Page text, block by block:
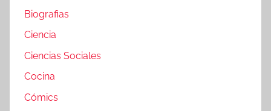
Biografias
Ciencia
Ciencias Sociales
Cocina
Cómics